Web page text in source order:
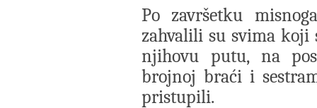
Po završetku
zahvalili su svima
njihovu putu, na
brojnoj braći i
pristupili.